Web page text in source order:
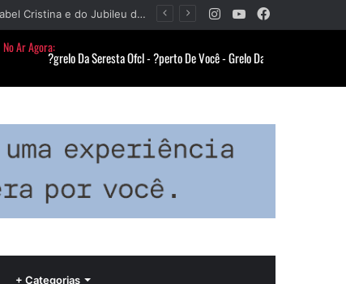
Paróquia Nossa Senhora da Piedade divulga programação da Festa da Beata Isabel Cristina e do Jubileu da padroeira YouTube
Instagram
+ Categorias